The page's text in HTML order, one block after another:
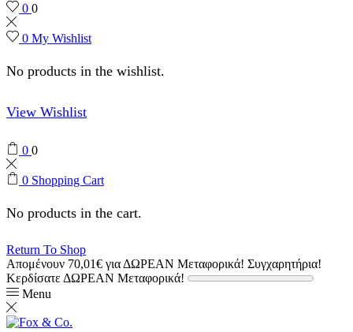
0 0
0 My Wishlist
No products in the wishlist.
View Wishlist
0 0
0 Shopping Cart
No products in the cart.
Return To Shop
Απομένουν 70,01€ για ΔΩΡΕΑΝ Μεταφορικά! Συγχαρητήρια!
Κερδίσατε ΔΩΡΕΑΝ Μεταφορικά!
Menu